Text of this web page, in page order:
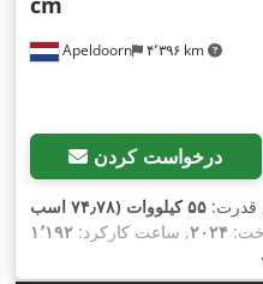
Apeldoorn ۴٬۳۹۶ km
درخواست کردن
قدرت:
۵۵ کیلووات (۷۴٫۷۸ اسب
۲۰۲۴, ساعت کارکرد: